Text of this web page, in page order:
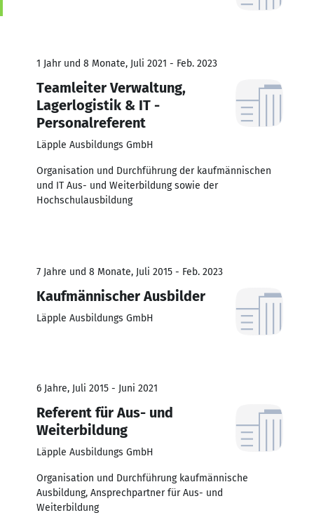
1 Jahr und 8 Monate, Juli 2021 - Feb. 2023
Teamleiter Verwaltung,
Lagerlogistik & IT -
Personalreferent
Läpple Ausbildungs GmbH
Organisation und Durchführung der kaufmännischen
und IT Aus- und Weiterbildung sowie der
Hochschulausbildung
7 Jahre und 8 Monate, Juli 2015 - Feb. 2023
Kaufmännischer Ausbilder
Läpple Ausbildungs GmbH
6 Jahre, Juli 2015 - Juni 2021
Referent für Aus- und
Weiterbildung
Läpple Ausbildungs GmbH
Organisation und Durchführung kaufmännische
Ausbildung, Ansprechpartner für Aus- und
Weiterbildung